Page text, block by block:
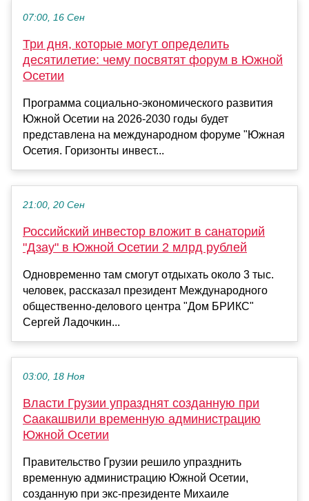
07:00, 16 Сен
Три дня, которые могут определить
десятилетие: чему посвятят форум в Южной
Осетии
Программа социально-экономического развития
Южной Осетии на 2026-2030 годы будет
представлена на международном форуме "Южная
Осетия. Горизонты инвест...
21:00, 20 Сен
Российский инвестор вложит в санаторий
"Дзау" в Южной Осетии 2 млрд рублей
Одновременно там смогут отдыхать около 3 тыс.
человек, рассказал президент Международного
общественно-делового центра "Дом БРИКС"
Сергей Ладочкин...
03:00, 18 Ноя
Власти Грузии упразднят созданную при
Саакашвили временную администрацию
Южной Осетии
Правительство Грузии решило упразднить
временную администрацию Южной Осетии,
созданную при экс-президенте Михаиле